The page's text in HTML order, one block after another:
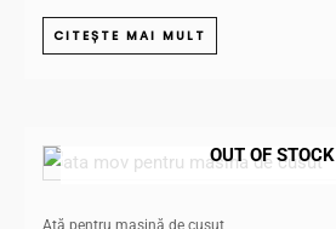
CITEȘTE MAI MULT
OUT OF STOCK
Ață pentru masină de cusut
inițial
Prețul
curent